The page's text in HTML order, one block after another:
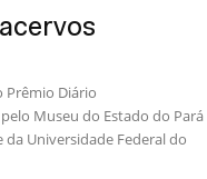
Prêmio Diário
Museu do Estado do Pará
da Universidade Federal do